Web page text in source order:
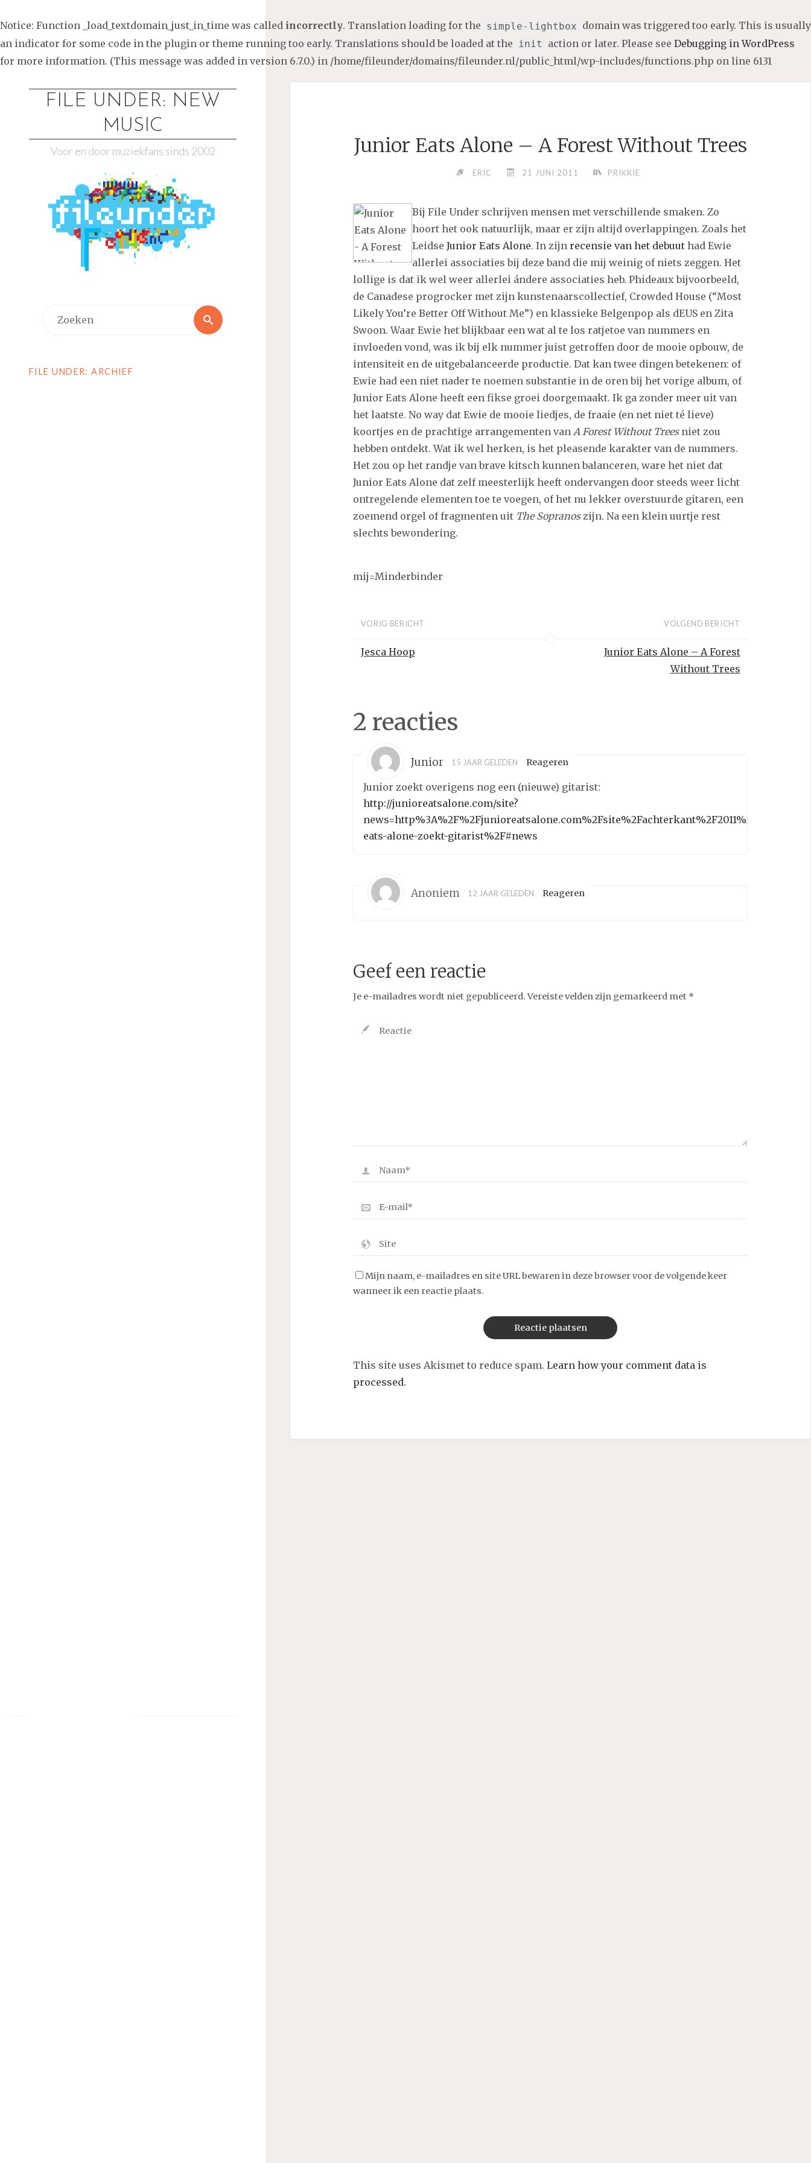
Notice: Function _load_textdomain_just_in_time was called incorrectly. Translation loading for the simple-lightbox domain was triggered too early. This is usually
an indicator for some code in the plugin or theme running too early. Translations should be loaded at the init action or later. Please see Debugging in WordPress
for more information. (This message was added in version 6.7.0.) in /home/fileunder/domains/fileunder.nl/public_html/wp-includes/functions.php on line 6131
FILE UNDER: NEW
MUSIC
Voor en door muziekfans sinds 2002
Zoeken
FILE UNDER: ARCHIEF
Junior Eats Alone – A Forest Without Trees
ERIC 21 JUNI 2011 PRIKKIE
Bij File Under schrijven mensen met verschillende smaken. Zo
hoort het ook natuurlijk, maar er zijn altijd overlappingen. Zoals het
Leidse Junior Eats Alone. In zijn recensie van het debuuthad Ewie
allerlei associaties bij deze band die mij weinig of niets zeggen. Het
lollige is dat ik wel weer allerlei ándere associaties heb. Phideaux bijvoorbeeld,
de Canadese progrocker met zijn kunstenaarscollectief, Crowded House (“Most
Likely You’re Better Off Without Me”) en klassieke Belgenpop als dEUS en Zita
Swoon. Waar Ewie het blijkbaar een wat al te los ratjetoe van nummers en
invloeden vond, was ik bij elk nummer juist getroffen door de mooie opbouw, de
intensiteit en de uitgebalanceerde productie. Dat kan twee dingen betekenen: of
Ewie had een niet nader te noemen substantie in de oren bij het vorige album, of
Junior Eats Alone heeft een fikse groei doorgemaakt. Ik ga zonder meer uit van
het laatste. No way dat Ewie de mooie liedjes, de fraaie (en net niet té lieve)
koortjes en de prachtige arrangementen van A Forest Without Treesniet zou
hebben ontdekt. Wat ik wel herken, is het pleasende karakter van de nummers.
Het zou op het randje van brave kitsch kunnen balanceren, ware het niet dat
Junior Eats Alone dat zelf meesterlijk heeft ondervangen door steeds weer licht
ontregelende elementen toe te voegen, of het nu lekker overstuurde gitaren, een
zoemend orgel of fragmenten uit The Sopranoszijn. Na een klein uurtje rest
slechts bewondering.
mij=Minderbinder
VORIG BERICHT
Jesca Hoop
VOLGEND BERICHT
Junior Eats Alone – A Forest
Without Trees
2 reacties
Junior 15 JAAR GELEDEN Reageren
Junior zoekt overigens nog een (nieuwe) gitarist:
http://junioreatsalone.com/site?
eats-alone-zoekt-gitarist%2F#news
Anoniem 12 JAAR GELEDEN Reageren
Geef een reactie
Je e-mailadres wordt niet gepubliceerd. Vereiste velden zijn gemarkeerd met *
Mijn naam, e-mailadres en site URL bewaren in deze browser voor de volgende keer
wanneer ik een reactie plaats.
This site uses Akismet to reduce spam. Learn how your comment data is
processed.